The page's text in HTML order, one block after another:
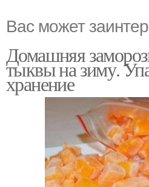
Вас может
Домашняя
тыквы на зиму.
хранение